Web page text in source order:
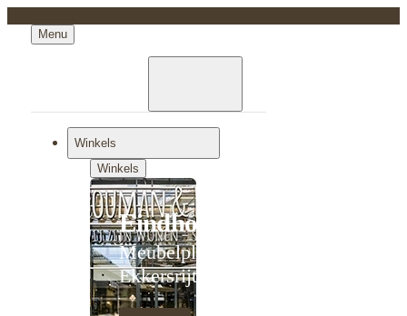
Menu
Winkels
Winkels
Eindhoven
Meubelplein
Ekkersrijt